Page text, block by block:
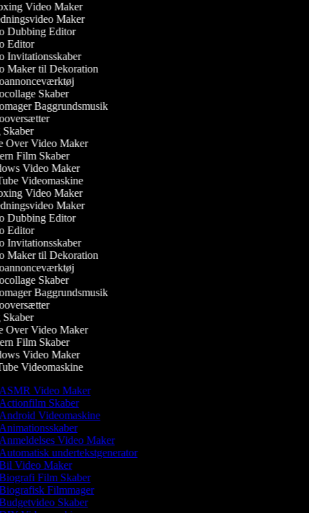
Video Maker
Maker
Dubbing Editor
Editor
Invitationsskaber
Maker til Dekoration
Skaber
Baggrundsmusik
Over Video Maker
Film Skaber
Video Maker
Videomaskine
Video Maker
Maker
Dubbing Editor
Editor
Invitationsskaber
Maker til Dekoration
Skaber
Baggrundsmusik
Over Video Maker
Film Skaber
Video Maker
Videomaskine
Video Maker
Skaber
Videomaskine
Video Maker
undertekstgenerator
Video Maker
Film Skaber
Filmmager
Skaber